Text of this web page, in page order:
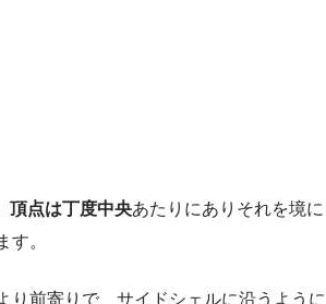
頂点は丁度中央あたりにありそれを境に
す。
り前寄りで、サイドシェルに沿うように